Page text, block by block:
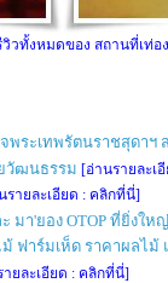
วทั้งหมดของ สถานที่เท่อ
พระเทพรัตนราชสุดา
วัฒนธรรม [อ่านรายละเ
รายละเอียด : คลิกที่นี่]
มา'ยอง OTOP ที่ยิ่งให
ม้ ฟาร์มเห็ด ราคาผลไม้
ยละเอียด : คลิกที่นี่]